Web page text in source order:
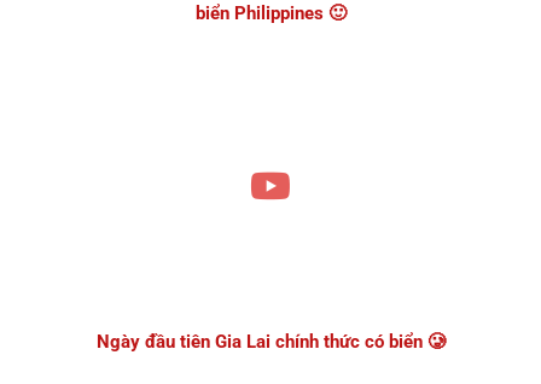
biển Philippines 🙂
Ngày đầu tiên Gia Lai chính thức có biển 🥲